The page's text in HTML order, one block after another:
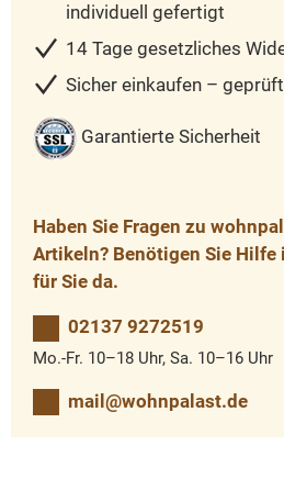
individuell gefertigt
14 Tage gesetzliches
Sicher einkaufen –
Garantierte Sicherheit
Haben Sie Fragen zu
Artikeln? Benötigen Sie Hilfe
für Sie da.
02137 9272519
Mo.-Fr. 10–18 Uhr, Sa. 10–16 Uhr
mail@wohnpalast.de